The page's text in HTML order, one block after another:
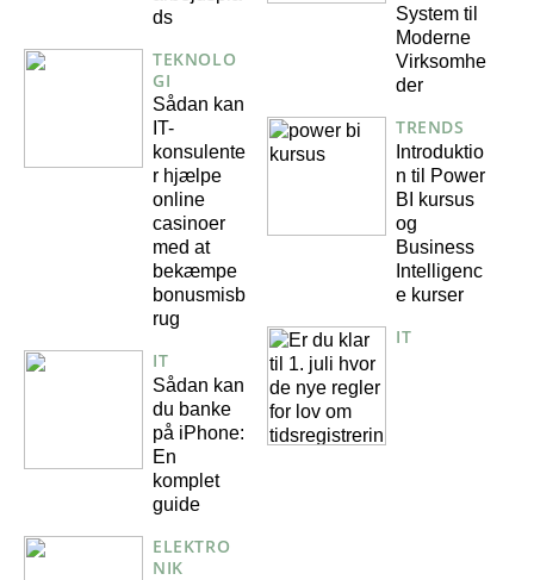
ds
TEKNOLO
GI
Sådan kan
IT-
konsulente
r hjælpe
online
casinoer
med at
bekæmpe
bonusmisb
rug
IT
Sådan kan
du banke
på iPhone:
En
komplet
guide
ELEKTRO
NIK
System til
Moderne
Virksomhe
der
TRENDS
Introduktio
n til Power
BI kursus
og
Business
Intelligenc
e kurser
IT